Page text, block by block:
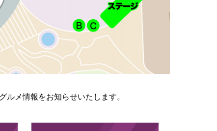
メ情報をお知らせいたします。